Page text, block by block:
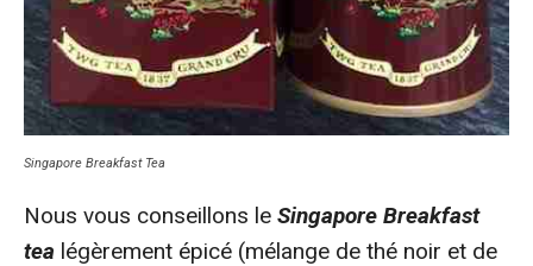
Singapore Breakfast Tea
Nous vous conseillons le Singapore Breakfast
tea légèrement épicé (mélange de thé noir et de